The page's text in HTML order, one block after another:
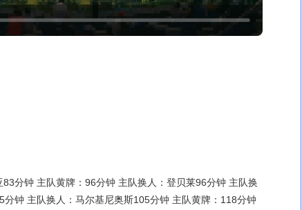
分钟 主队黄牌：96分钟 主队换人：登贝莱96分钟 主队换
钟 主队换人：马尔基尼奥斯105分钟 主队黄牌：118分钟